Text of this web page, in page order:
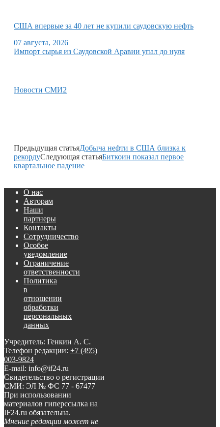
США впервые за 40 лет не купили саудовскую нефть
07 августа, 2026
Импорт сырья из Саудовской Аравии упал до нуля
Новости СМИ2
Предыдущая статьяДобыча нефти в США близка к
рекордуСледующая статьяБиткоин показал первое
квартальное падение
О нас
Авторам
Наши
партнеры
Контакты
Сотрудничество
Особое
уведомление
Ограничение
ответственности
Политика
в
отношении
обработки
персональных
данных
Учредитель: Генкин А. С.
Телефон редакции: +7 (495)
003-9824
E-mail: info@if24.ru
Свидетельство о регистрации
СМИ: ЭЛ № ФС 77 - 67477
При использовании
материалов гиперссылка на
IF24.ru обязательна.
Мнение редакции может не